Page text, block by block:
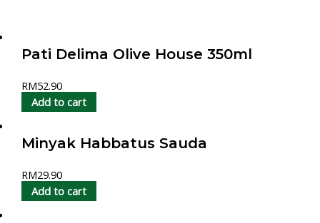
Pati Delima Olive House 350ml
RM52.90
Add to cart
Minyak Habbatus Sauda
RM29.90
Add to cart